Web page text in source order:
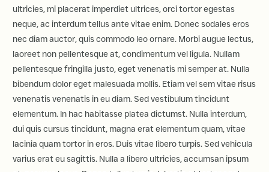
ultricies, mi placerat imperdiet ultrices, orci tortor egestas
neque, ac interdum tellus ante vitae enim. Donec sodales eros
nec diam auctor, quis commodo leo ornare. Morbi augue lectus,
laoreet non pellentesque at, condimentum vel ligula. Nullam
pellentesque fringilla justo, eget venenatis mi semper at. Nulla
bibendum dolor eget malesuada mollis. Etiam vel sem vitae risus
venenatis venenatis in eu diam. Sed vestibulum tincidunt
elementum. In hac habitasse platea dictumst. Nulla interdum,
dui quis cursus tincidunt, magna erat elementum quam, vitae
lacinia quam tortor in eros. Duis vitae libero turpis. Sed vehicula
varius erat eu sagittis. Nulla a libero ultricies, accumsan ipsum